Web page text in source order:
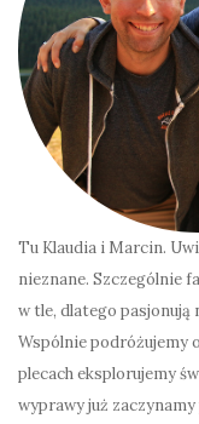
Tu Klaudia i Marcin.
nieznane. Szczególnie
w tle, dlatego pasjonują
Wspólnie podróżujemy
plecach eksplorujemy
wyprawy już